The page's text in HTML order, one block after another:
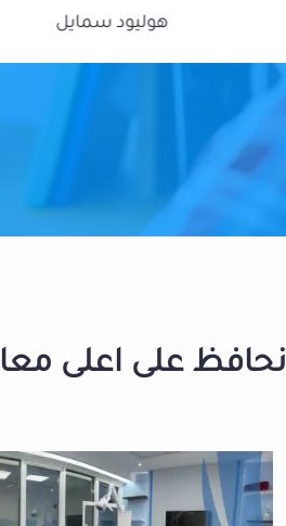
نحافظ على اعلى